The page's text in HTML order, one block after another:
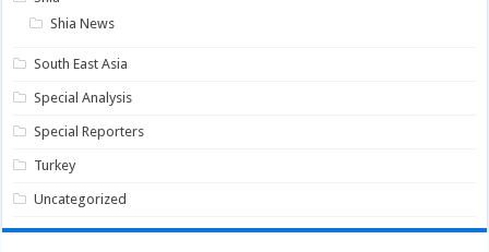
Shia News
South East Asia
Special Analysis
Special Reporters
Turkey
Uncategorized